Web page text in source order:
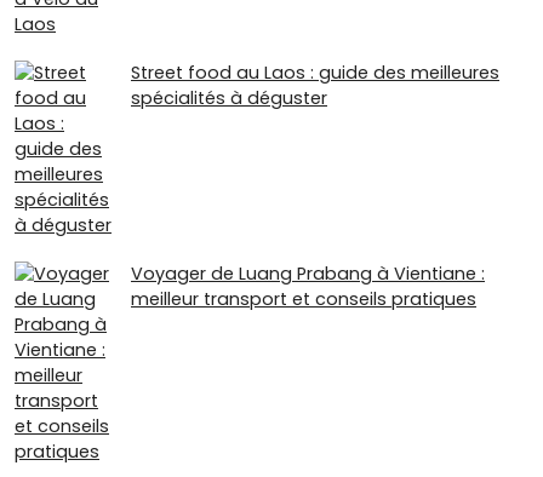
Street food au Laos : guide des meilleures
spécialités à déguster
Voyager de Luang Prabang à Vientiane :
meilleur transport et conseils pratiques